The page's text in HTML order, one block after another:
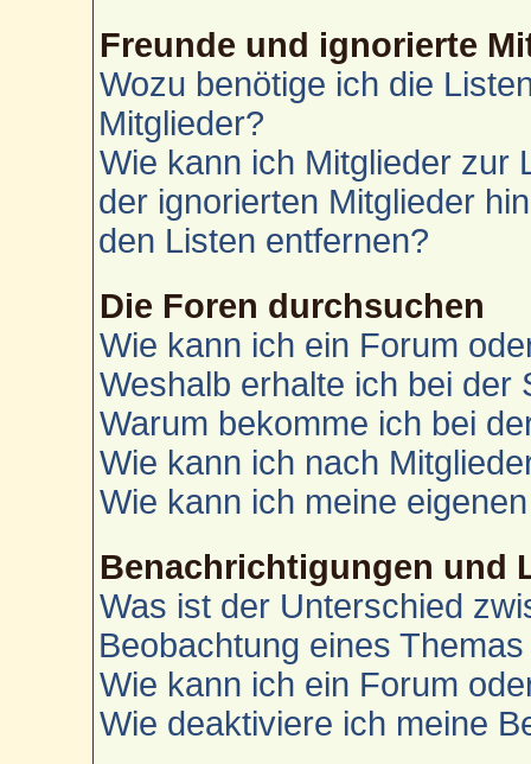
Freunde und ignorierte
Wozu benötige ich die
Mitglieder?
Wie kann ich Mitglieder zur
der ignorierten Mitglieder
den Listen entfernen?
Die Foren durchsuchen
Wie kann ich ein Forum
Weshalb erhalte ich bei der
Warum bekomme ich bei
Wie kann ich nach
Wie kann ich meine
Benachrichtigungen und
Was ist der Unterschied
Beobachtung eines
Wie kann ich ein Forum
Wie deaktiviere ich meine